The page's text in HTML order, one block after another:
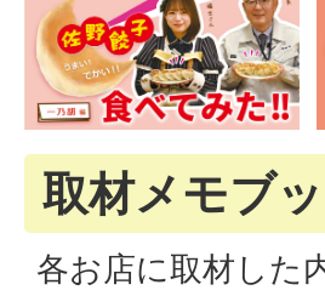
取材メモブ
各お店に取材した